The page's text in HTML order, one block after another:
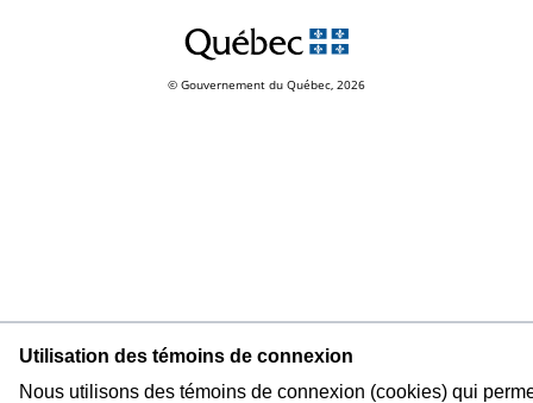
© Gouvernement du Québec, 2026
Utilisation des témoins de connexion
Nous utilisons des témoins de connexion (cookies) qui